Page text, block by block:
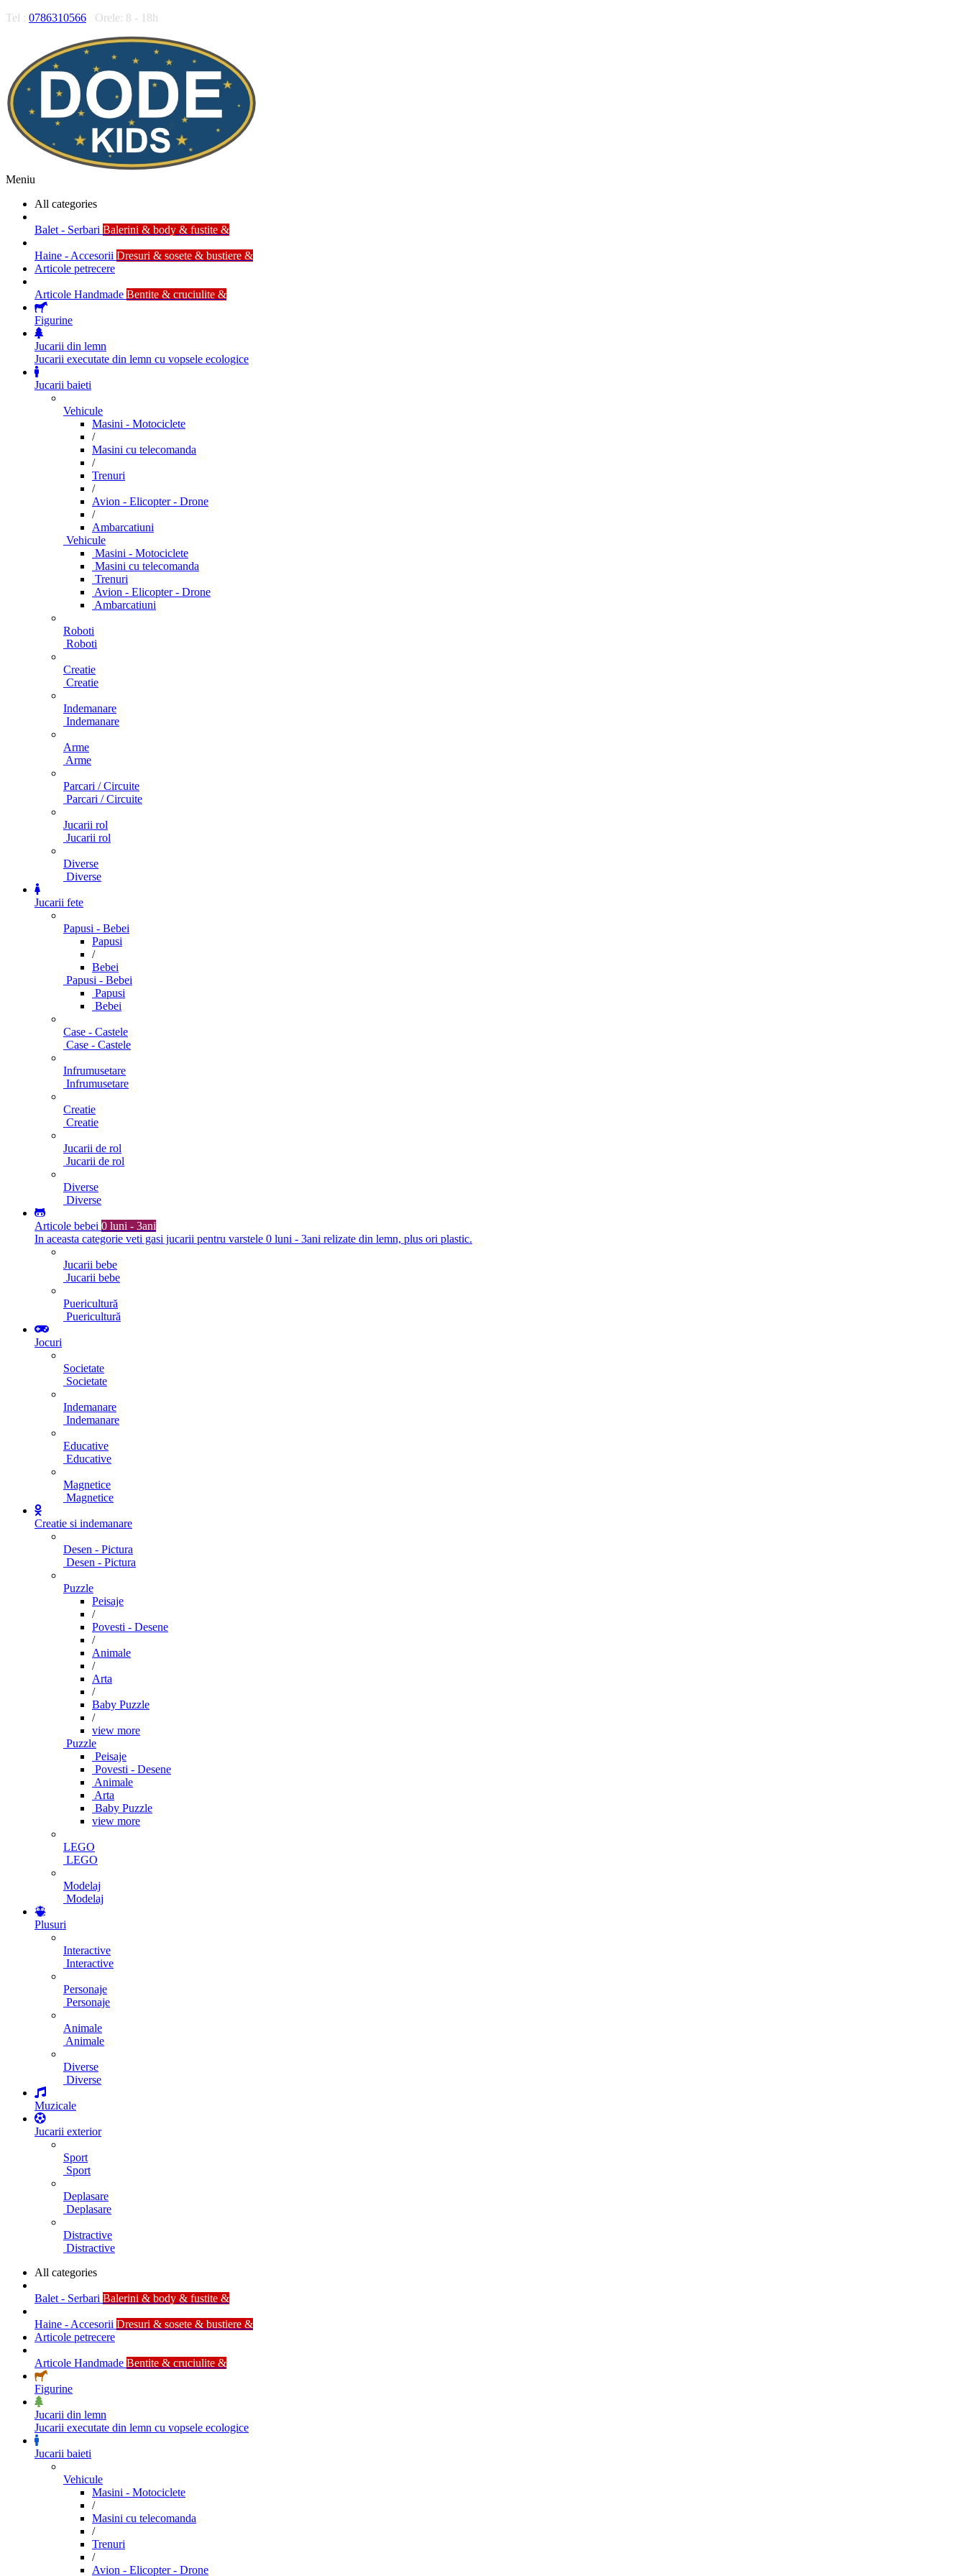
Tel : 0786310566 Orele: 8 - 18h
Meniu
All categories
Balet - Serbari Balerini & body & fustite &
Haine - Accesorii Dresuri & sosete & bustiere &
Articole petrecere
Articole Handmade Bentite & cruciulite &
Figurine
Jucarii din lemn
Jucarii executate din lemn cu vopsele ecologice
Jucarii baieti
Vehicule
Masini - Motociclete
/
Masini cu telecomanda
/
Trenuri
/
Avion - Elicopter - Drone
/
Ambarcatiuni
Vehicule
Masini - Motociclete
Masini cu telecomanda
Trenuri
Avion - Elicopter - Drone
Ambarcatiuni
Roboti
Roboti
Creatie
Creatie
Indemanare
Indemanare
Arme
Arme
Parcari / Circuite
Parcari / Circuite
Jucarii rol
Jucarii rol
Diverse
Diverse
Jucarii fete
Papusi - Bebei
Papusi
/
Bebei
Papusi - Bebei
Papusi
Bebei
Case - Castele
Case - Castele
Infrumusetare
Infrumusetare
Creatie
Creatie
Jucarii de rol
Jucarii de rol
Diverse
Diverse
Articole bebei 0 luni - 3ani
In aceasta categorie veti gasi jucarii pentru varstele 0 luni - 3ani relizate din lemn, plus ori plastic.
Jucarii bebe
Jucarii bebe
Puericultură
Puericultură
Jocuri
Societate
Societate
Indemanare
Indemanare
Educative
Educative
Magnetice
Magnetice
Creatie si indemanare
Desen - Pictura
Desen - Pictura
Puzzle
Peisaje
/
Povesti - Desene
/
Animale
/
Arta
/
Baby Puzzle
/
view more
Puzzle
Peisaje
Povesti - Desene
Animale
Arta
Baby Puzzle
view more
LEGO
LEGO
Modelaj
Modelaj
Plusuri
Interactive
Interactive
Personaje
Personaje
Animale
Animale
Diverse
Diverse
Muzicale
Jucarii exterior
Sport
Sport
Deplasare
Deplasare
Distractive
Distractive
All categories
Balet - Serbari Balerini & body & fustite &
Haine - Accesorii Dresuri & sosete & bustiere &
Articole petrecere
Articole Handmade Bentite & cruciulite &
Figurine
Jucarii din lemn
Jucarii executate din lemn cu vopsele ecologice
Jucarii baieti
Vehicule
Masini - Motociclete
/
Masini cu telecomanda
/
Trenuri
/
Avion - Elicopter - Drone